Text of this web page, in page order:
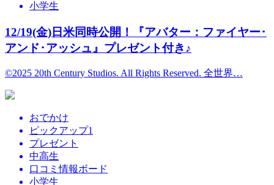
小学生
12/19(金)日米同時公開！『アバター：ファイヤー･
アンド･アッシュ』プレゼント付き♪
©2025 20th Century Studios. All Rights Reserved. 全世界…
おでかけ
ピックアップ1
プレゼント
中高生
口コミ情報ボード
小学生